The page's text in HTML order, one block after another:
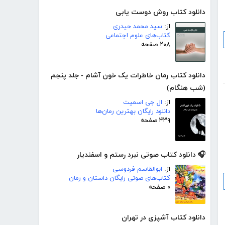
دانلود کتاب روش دوست یابی
از: سید محمد حیدری
کتاب‌های علوم اجتماعی
۲۰۸ صفحه
دانلود کتاب رمان خاطرات یک خون آشام - جلد پنجم
(شب هنگام)
از: ال جی اسمیت
دانلود رایگان بهترین رمان‌ها
۴۳۹ صفحه
🎧 دانلود کتاب صوتی نبرد رستم و اسفندیار
از: ابوالقاسم فردوسی
کتاب‌های صوتی رایگان داستان و رمان
۰ صفحه
دانلود کتاب آشپزی در تهران